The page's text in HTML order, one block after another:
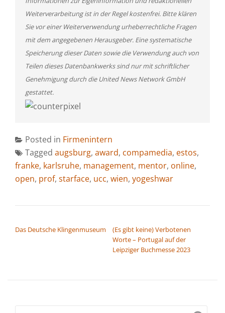
Weiterverarbeitung ist in der Regel kostenfrei. Bitte klären
Sie vor einer Weiterverwendung urheberrechtliche Fragen
mit dem angegebenen Herausgeber. Eine systematische
Speicherung dieser Daten sowie die Verwendung auch von
Teilen dieses Datenbankwerks sind nur mit schriftlicher
Genehmigung durch die United News Network GmbH
gestattet.
Posted in Firmenintern
Tagged augsburg, award, compamedia, estos,
franke, karlsruhe, management, mentor, online,
open, prof, starface, ucc, wien, yogeshwar
Das Deutsche Klingenmuseum
(Es gibt keine) Verbotenen
Worte – Portugal auf der
Leipziger Buchmesse 2023